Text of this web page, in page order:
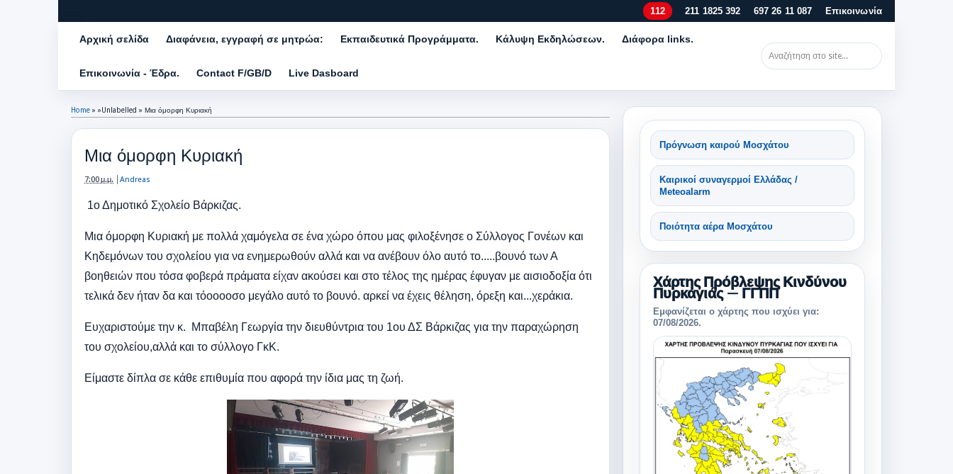
112 211 1825 392 697 26 11 087 Επικοινωνία
Αρχική σελίδα Διαφάνεια, εγγραφή σε μητρώα: Εκπαιδευτικά Προγράμματα. Κάλυψη Εκδηλώσεων. Διάφορα links.
Επικοινωνία - Έδρα. Contact F/GB/D Live Dasboard
Home » »Unlabelled » Μια όμορφη Κυριακή
Μια όμορφη Κυριακή
7:00 μ.μ. Andreas
1ο Δημοτικό Σχολείο Βάρκιζας.
Μια όμορφη Κυριακή με πολλά χαμόγελα σε ένα χώρο όπου μας φιλοξένησε ο Σύλλογος Γονέων και
Κηδεμόνων του σχολείου για να ενημερωθούν αλλά και να ανέβουν όλο αυτό το.....βουνό των Α
βοηθειών που τόσα φοβερά πράματα είχαν ακούσει και στο τέλος της ημέρας έφυγαν με αισιοδοξία ότι
τελικά δεν ήταν δα και τόοοοοσο μεγάλο αυτό το βουνό. αρκεί να έχεις θέληση, όρεξη και...χεράκια.
Ευχαριστούμε την κ. Μπαβέλη Γεωργία την διευθύντρια του 1ου ΔΣ Βάρκιζας για την παραχώρηση
του σχολείου,αλλά και το σύλλογο ΓκΚ.
Είμαστε δίπλα σε κάθε επιθυμία που αφορά την ίδια μας τη ζωή.
Πρόγνωση καιρού Μοσχάτου
Καιρικοί συναγερμοί Ελλάδας /
Meteoalarm
Ποιότητα αέρα Μοσχάτου
Χάρτης Πρόβλεψης Κινδύνου
Πυρκαγιάς — ΓΓΠΠ
Εμφανίζεται ο χάρτης που ισχύει για:
07/08/2026.